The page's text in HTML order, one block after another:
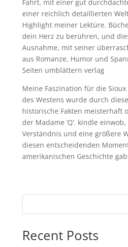
Fahrt, mit einer gut
einer reichlich detaillierten
Highlight meiner Lektüre.
dein Herz zu berühren, und
Ausnahme, mit seiner
aus Romanze, Humor und
Seiten umblättern verlag
Meine Faszination für die
des Westens wurde durch
historische Fakten meisterhaft
der Madame ‘Q’. kindle
Verständnis und eine größere
diesen entscheidenden
amerikanischen Geschichte
Recent Posts